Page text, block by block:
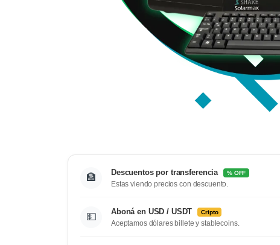
🏦 Descuentos por transferencia % OFF
Estas viendo precios con descuento.
💵 Aboná en USD / USDT Cripto
Aceptamos dólares billete y stablecoins.